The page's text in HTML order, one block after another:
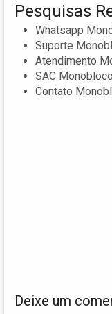
Pesquisas
Whatsapp
Suporte
Atendimento
SAC
Contato
Deixe um